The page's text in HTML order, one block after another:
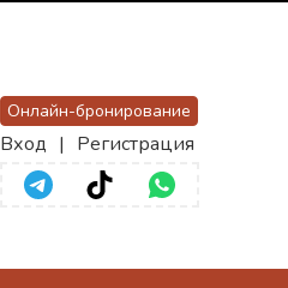
Онлайн-бронирование
Вход | Регистрация